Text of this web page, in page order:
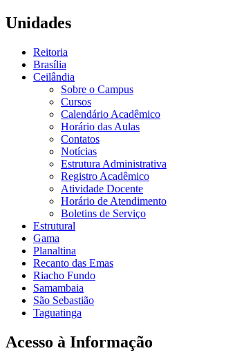
Unidades
Reitoria
Brasília
Ceilândia
Sobre o Campus
Cursos
Calendário Acadêmico
Horário das Aulas
Contatos
Notícias
Estrutura Administrativa
Registro Acadêmico
Atividade Docente
Horário de Atendimento
Boletins de Serviço
Estrutural
Gama
Planaltina
Recanto das Emas
Riacho Fundo
Samambaia
São Sebastião
Taguatinga
Acesso à Informação